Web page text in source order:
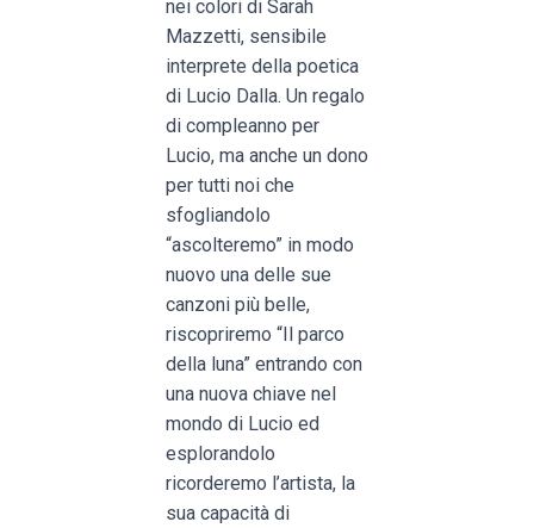
nei colori di Sarah
Mazzetti, sensibile
interprete della poetica
di Lucio Dalla. Un regalo
di compleanno per
Lucio, ma anche un dono
per tutti noi che
sfogliandolo
“ascolteremo” in modo
nuovo una delle sue
canzoni più belle,
riscopriremo “Il parco
della luna” entrando con
una nuova chiave nel
mondo di Lucio ed
esplorandolo
ricorderemo l’artista, la
sua capacità di